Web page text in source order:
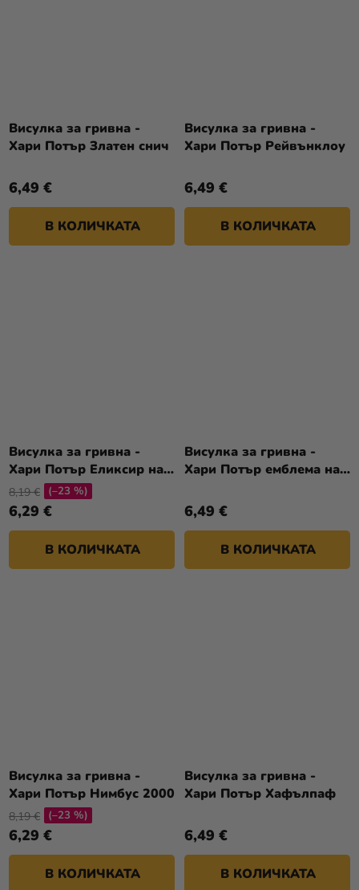
Висулка за гривна -
Хари Потър Златен снич
6,49 €
В КОЛИЧКАТА
Висулка за гривна -
Хари Потър Рейвънклоу
6,49 €
В КОЛИЧКАТА
Висулка за гривна -
Хари Потър Еликсир на
любовта
6,29 €
8,19 € (–23 %)
В КОЛИЧКАТА
Висулка за гривна -
Хари Потър емблема на
6,49 €
В КОЛИЧКАТА
Висулка за гривна -
Хари Потър Нимбус 2000
6,29 €
8,19 € (–23 %)
В КОЛИЧКАТА
Висулка за гривна -
Хари Потър Хафълпаф
6,49 €
В КОЛИЧКАТА